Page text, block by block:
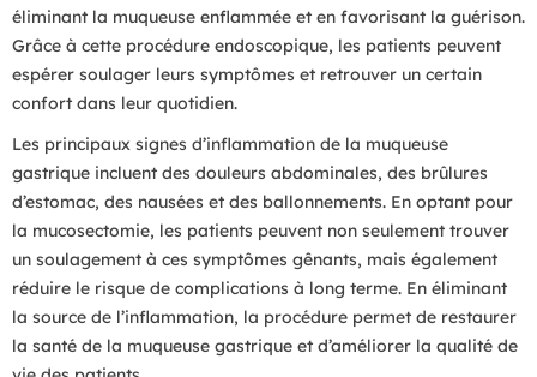
éliminant la muqueuse enflammée et en favorisant la guérison.
Grâce à cette procédure endoscopique, les patients peuvent
espérer soulager leurs symptômes et retrouver un certain
confort dans leur quotidien.
Les principaux signes d’inflammation de la muqueuse
gastrique incluent des douleurs abdominales, des brûlures
d’estomac, des nausées et des ballonnements. En optant pour
la mucosectomie, les patients peuvent non seulement trouver
un soulagement à ces symptômes gênants, mais également
réduire le risque de complications à long terme. En éliminant
la source de l’inflammation, la procédure permet de restaurer
la santé de la muqueuse gastrique et d’améliorer la qualité de